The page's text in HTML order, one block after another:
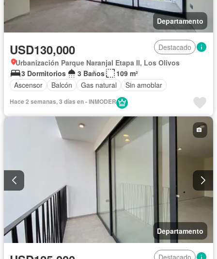
Departamento
USD130,000
Destacado
Urbanización Parque Naranjal Etapa II, Los Olivos
3 Dormitorios
3 Baños
109 m²
Ascensor
Balcón Gas natural Sin amoblar
Hace 2 semanas, 3 días en - INMODER
Departamento